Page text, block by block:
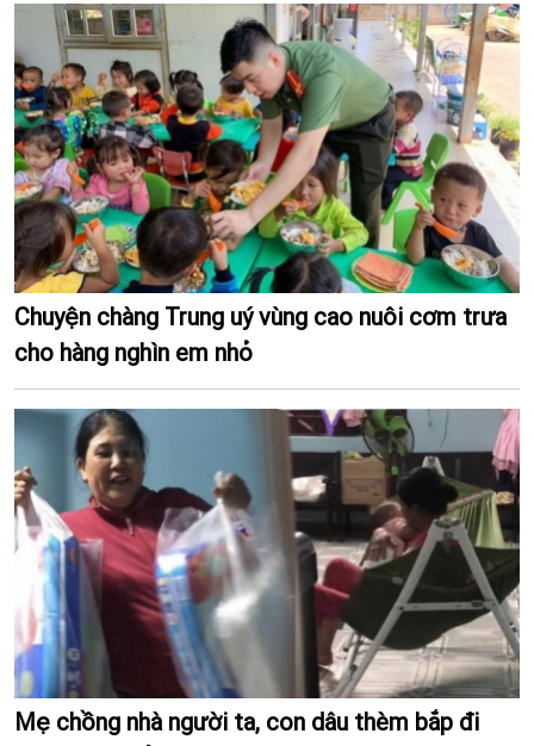
Chuyện chàng Trung uý vùng cao nuôi cơm trưa
cho hàng nghìn em nhỏ
Mẹ chồng nhà người ta, con dâu thèm bắp đi